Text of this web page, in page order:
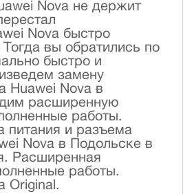
Nova не держит
Nova быстро
вы обратились по
быстро и
замену
Huawei Nova в
расширенную
работы.
питания и разъема
Nova в Подольске в
Расширенная
работы.
Original.